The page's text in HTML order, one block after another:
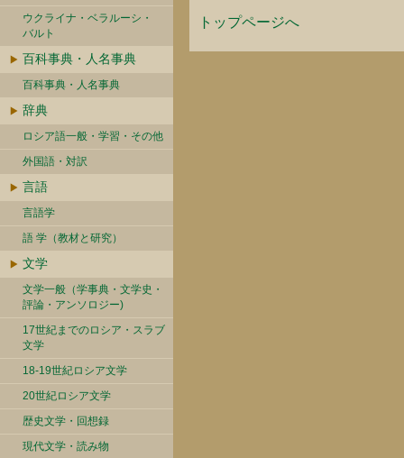
ウクライナ・ベラルーシ・
バルト
百科事典・人名事典
百科事典・人名事典
辞典
ロシア語一般・学習・その他
外国語・対訳
言語
言語学
語 学（教材と研究）
文学
文学一般（学事典・文学史・
評論・アンソロジー)
17世紀までのロシア・スラブ
文学
18-19世紀ロシア文学
20世紀ロシア文学
歴史文学・回想録
現代文学・読み物
トップページへ